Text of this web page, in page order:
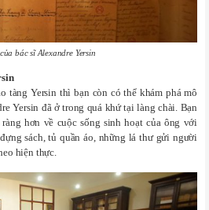
bác sĩ Alexandre Yersin
tàng Yersin thì bạn còn có thể khám phá mô
Yersin đã ở trong quá khứ tại làng chài. Bạn
hơn về cuộc sống sinh hoạt của ông với
sách, tủ quần áo, những lá thư gửi người
hiện thực.